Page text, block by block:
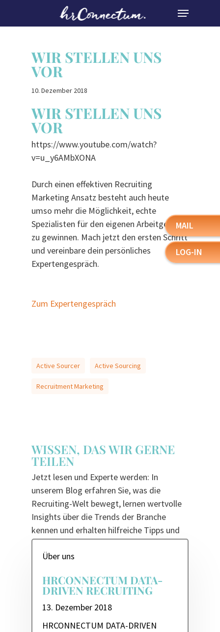
MENU
WIR STELLEN UNS
VOR
10. Dezember 2018
WIR STELLEN UNS
VOR
https://www.youtube.com/watch?
v=u_y6AMbXONA
Durch einen effektiven Recruiting
Marketing Ansatz besteht auch heute
umso mehr die Möglichkeit, echte
Spezialisten für den eigenen Arbeitgeber
zu gewinnen. Mach jetzt den ersten Schritt
und vereinbare dein persönliches
Expertengespräch.
Zum Expertengespräch
Active Sourcer Active Sourcing
Recruitment Marketing
WISSEN, DAS WIR GERNE
TEILEN
Jetzt lesen und Experte werden: In
unserem Blog erfahren Sie, was die
Recruiting-Welt bewegt, lernen wertvolle
Insights über die Trends der Branche
kennen und erhalten hilfreiche Tipps und
Tricks für noch smarteres Recruiting.
Über uns
13. Dezember 2018
HRCONNECTUM DATA-
DRIVEN RECRUITING
HRCONNECTUM DATA-DRIVEN
MAIL
LOG-IN